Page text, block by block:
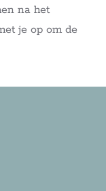
na het
je op om de